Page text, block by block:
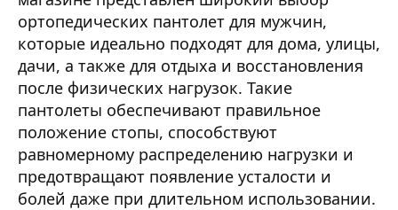
ортопедических пантолет для мужчин,
которые идеально подходят для дома, улицы,
дачи, а также для отдыха и восстановления
после физических нагрузок. Такие
пантолеты обеспечивают правильное
положение стопы, способствуют
равномерному распределению нагрузки и
предотвращают появление усталости и
болей даже при длительном использовании.